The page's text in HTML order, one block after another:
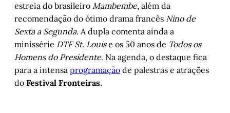
estreia do brasileiro Mambembe, além da
recomendação do ótimo drama francês Nino de
Sexta a Segunda. A dupla comenta ainda a
minissérie DTF St. Louise os 50 anos de Todos os
Homens do Presidente. Na agenda, o destaque fica
para a intensa programação de palestras e atrações
do Festival Fronteiras.